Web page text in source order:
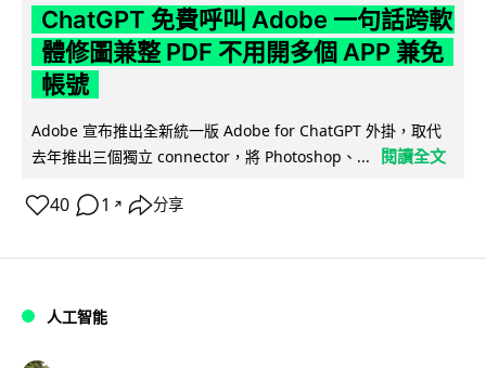
ChatGPT 免費呼叫 Adobe 一句話跨軟
體修圖兼整 PDF 不用開多個 APP 兼免
帳號
Adobe 宣布推出全新統一版 Adobe for ChatGPT 外掛，取代
去年推出三個獨立 connector，將 Photoshop、...
閱讀全文
40 1 ↗ 分享
人工智能